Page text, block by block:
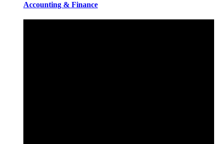
Accounting & Finance